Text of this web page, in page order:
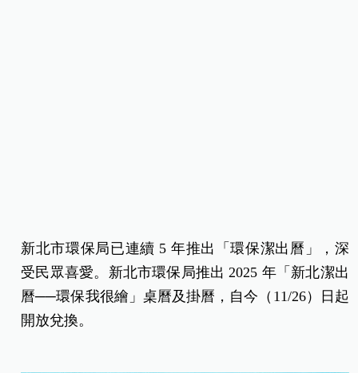
新北市環保局已連續 5 年推出「環保潔出曆」，深
受民眾喜愛。新北市環保局推出 2025 年「新北潔出
曆──環保我很繪」桌曆及掛曆，自今（11/26）日起
開放兌換。